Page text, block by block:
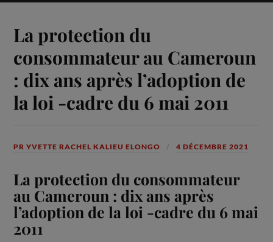
La protection du
consommateur au Cameroun
: dix ans après l’adoption de
la loi -cadre du 6 mai 2011
PR YVETTE RACHEL KALIEU ELONGO 4 DÉCEMBRE 2021
La protection du consommateur
au Cameroun : dix ans après
l’adoption de la loi -cadre du 6 mai
2011